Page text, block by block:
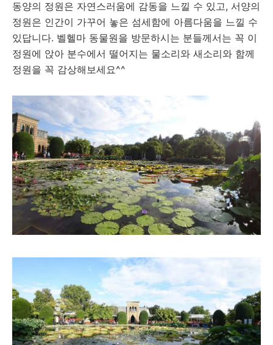
동양의 정원은 자연스러움에 감동을 느낄 수 있고, 서양의
정원은 인간이 가꾸어 놓은 섬세함에 아름다움을 느낄 수
있답니다. 벨헬마 동물원을 방문하시는 분들께서는 꼭 이
정원에 앉아 분수에서 떨어지는 물소리와 새소리와 함께
정원을 꼭 감상해보세요^^